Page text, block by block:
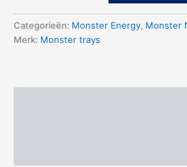
Full
Throttle
aantal
Categorieën: Monster Energy, Monster
Merk: Monster trays